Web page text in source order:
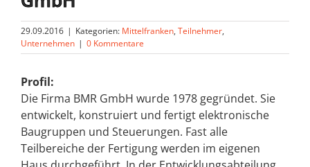
29.09.2016 | Kategorien: Mittelfranken, Teilnehmer,
Unternehmen | 0 Kommentare
Profil:
Die Firma BMR GmbH wurde 1978 gegründet. Sie
entwickelt, konstruiert und fertigt elektronische
Baugruppen und Steuerungen. Fast alle
Teilbereiche der Fertigung werden im eigenen